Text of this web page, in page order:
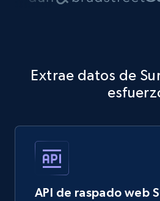
Extrae datos de
API de raspado web